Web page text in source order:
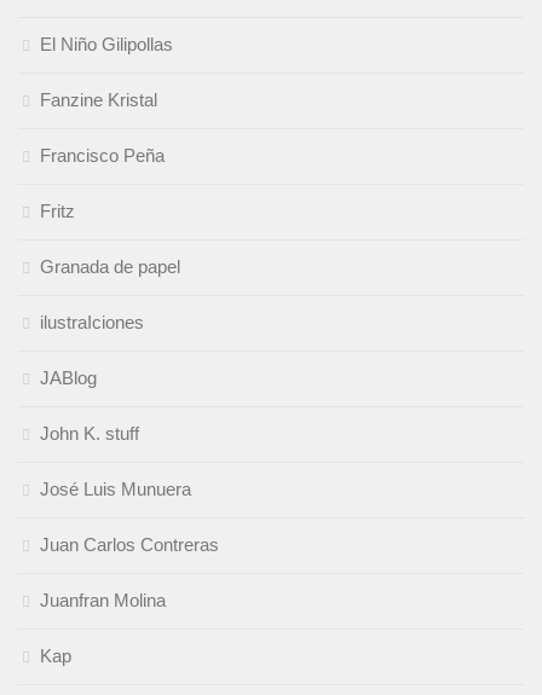
El Niño Gilipollas
Fanzine Kristal
Francisco Peña
Fritz
Granada de papel
ilustraIciones
JABlog
John K. stuff
José Luis Munuera
Juan Carlos Contreras
Juanfran Molina
Kap